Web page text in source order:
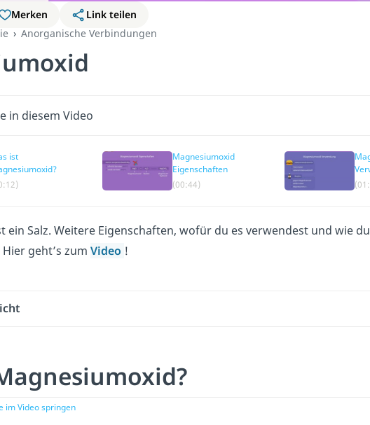
Merken
Link teilen
Anorganische Verbindungen
in diesem Video
ist
Magnesiumoxid
Eigenschaften
(00:44)
ein Salz. Weitere Eigenschaften, wofür du es verwendest und wie
geht’s zum Video !
im Video springen